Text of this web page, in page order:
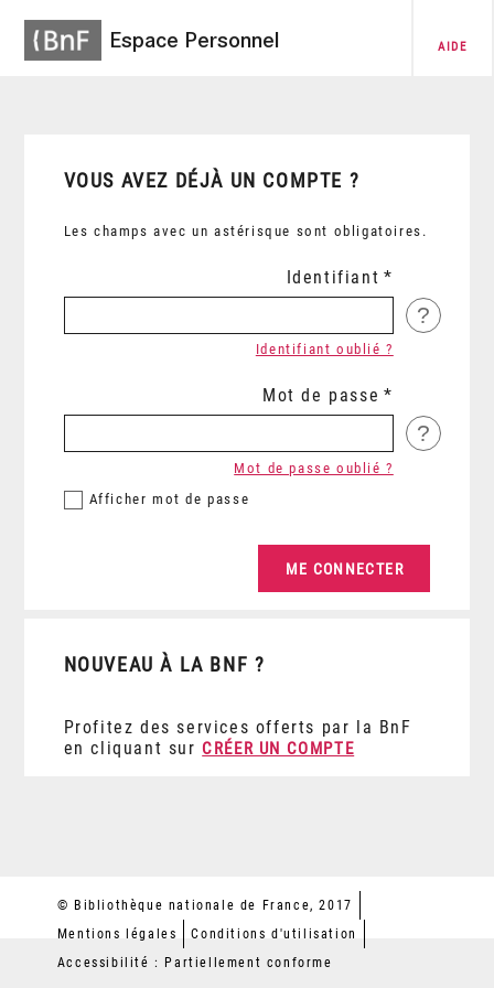
Espace Personnel AIDE
VOUS AVEZ DÉJÀ UN COMPTE ?
Les champs avec un astérisque sont obligatoires.
Identifiant
?
Identifiant oublié ?
Mot de passe
?
Afficher mot de passe
Mot de passe oublié ?
NOUVEAU À LA BNF ?
Profitez des services offerts par la BnF
en cliquant sur CRÉER UN COMPTE
© Bibliothèque nationale de France, 2017
Mentions légales
Conditions d'utilisation
Accessibilité : Partiellement conforme